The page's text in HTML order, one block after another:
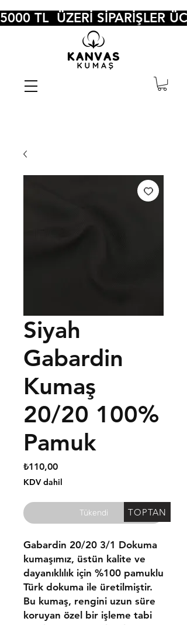
5000 TL  ÜZERİ SİPARİŞLER
Siyah
Gabardin
Kumaş
20/20 100%
Pamuk
₺110,00Fiyat
KDV dahil
Tükendi
Gabardin 20/20 3/1 Dokuma
kumaşımız, üstün kalite ve
dayanıklılık için %100 pamuklu
Türk dokuma ile üretilmiştir.
Bu kumaş, rengini uzun süre
koruyan özel bir işleme tabi
TOPTAN